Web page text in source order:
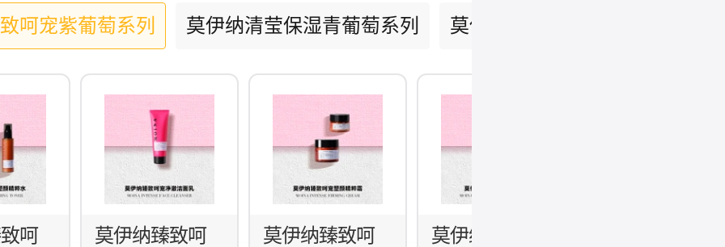
呵宠紫葡萄系列 莫伊纳清莹保湿青葡萄系列 莫伊纳纯净保湿系列
呵
莫伊纳臻致呵
莫伊纳臻致呵
莫伊纳臻致呵